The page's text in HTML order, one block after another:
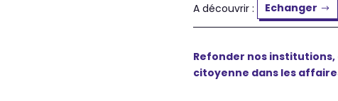
A découvrir : Echanger
Refonder nos
citoyenne dans les